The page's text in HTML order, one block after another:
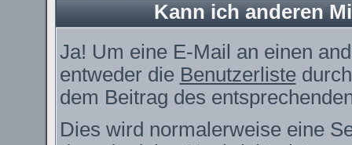
Kann ich anderen
Ja! Um eine E-Mail an einen
entweder die Benutzerliste
dem Beitrag des
Dies wird normalerweise eine